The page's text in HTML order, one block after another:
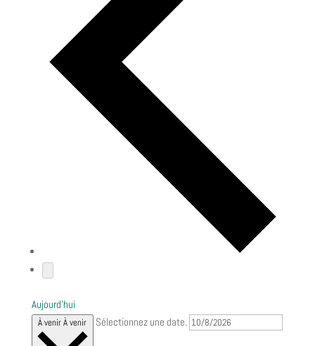
Aujourd’hui
À venirÀ venir Sélectionnez une date.